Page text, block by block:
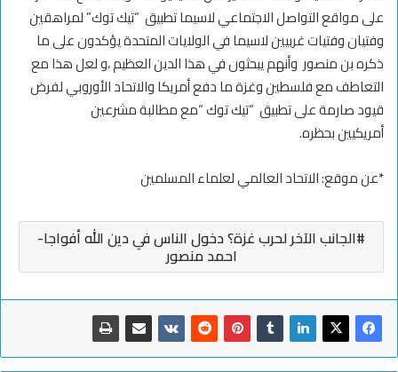
على مواقع التواصل الاجتماعي لاسيما تطبيق “تيك توك” لمراهقين
وفتيان وفتيات غربيين لاسيما في الولايات المتحدة يؤكدون على ما
ذكره بن منصور وأنهم يبحثون في هذا الدين العظيم ،و لعل هذا مع
التعاطف مع فلسطين وغزة ما دفع أمريكا والاتحاد الأوروبي لفرض
قيود صارمة على تطبيق “تيك توك “مع مطالبة مشرعين
أمريكيين بحظره.
*عن موقع: الاتحاد العالمي لعلماء المسلمين
الجانب الآخر لحرب غزة؟ ‏دخول الناس في دين الله أفواجا-
احمد منصور